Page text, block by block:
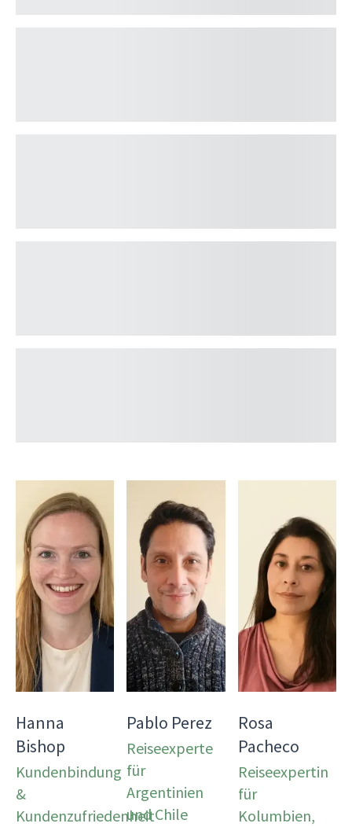
Hanna
Bishop
Kundenbindung
&
Kundenzufriedenheit
Pablo Perez
Reiseexperte
für
Argentinien
und Chile
Rosa
Pacheco
Reiseexpertin
für
Kolumbien,